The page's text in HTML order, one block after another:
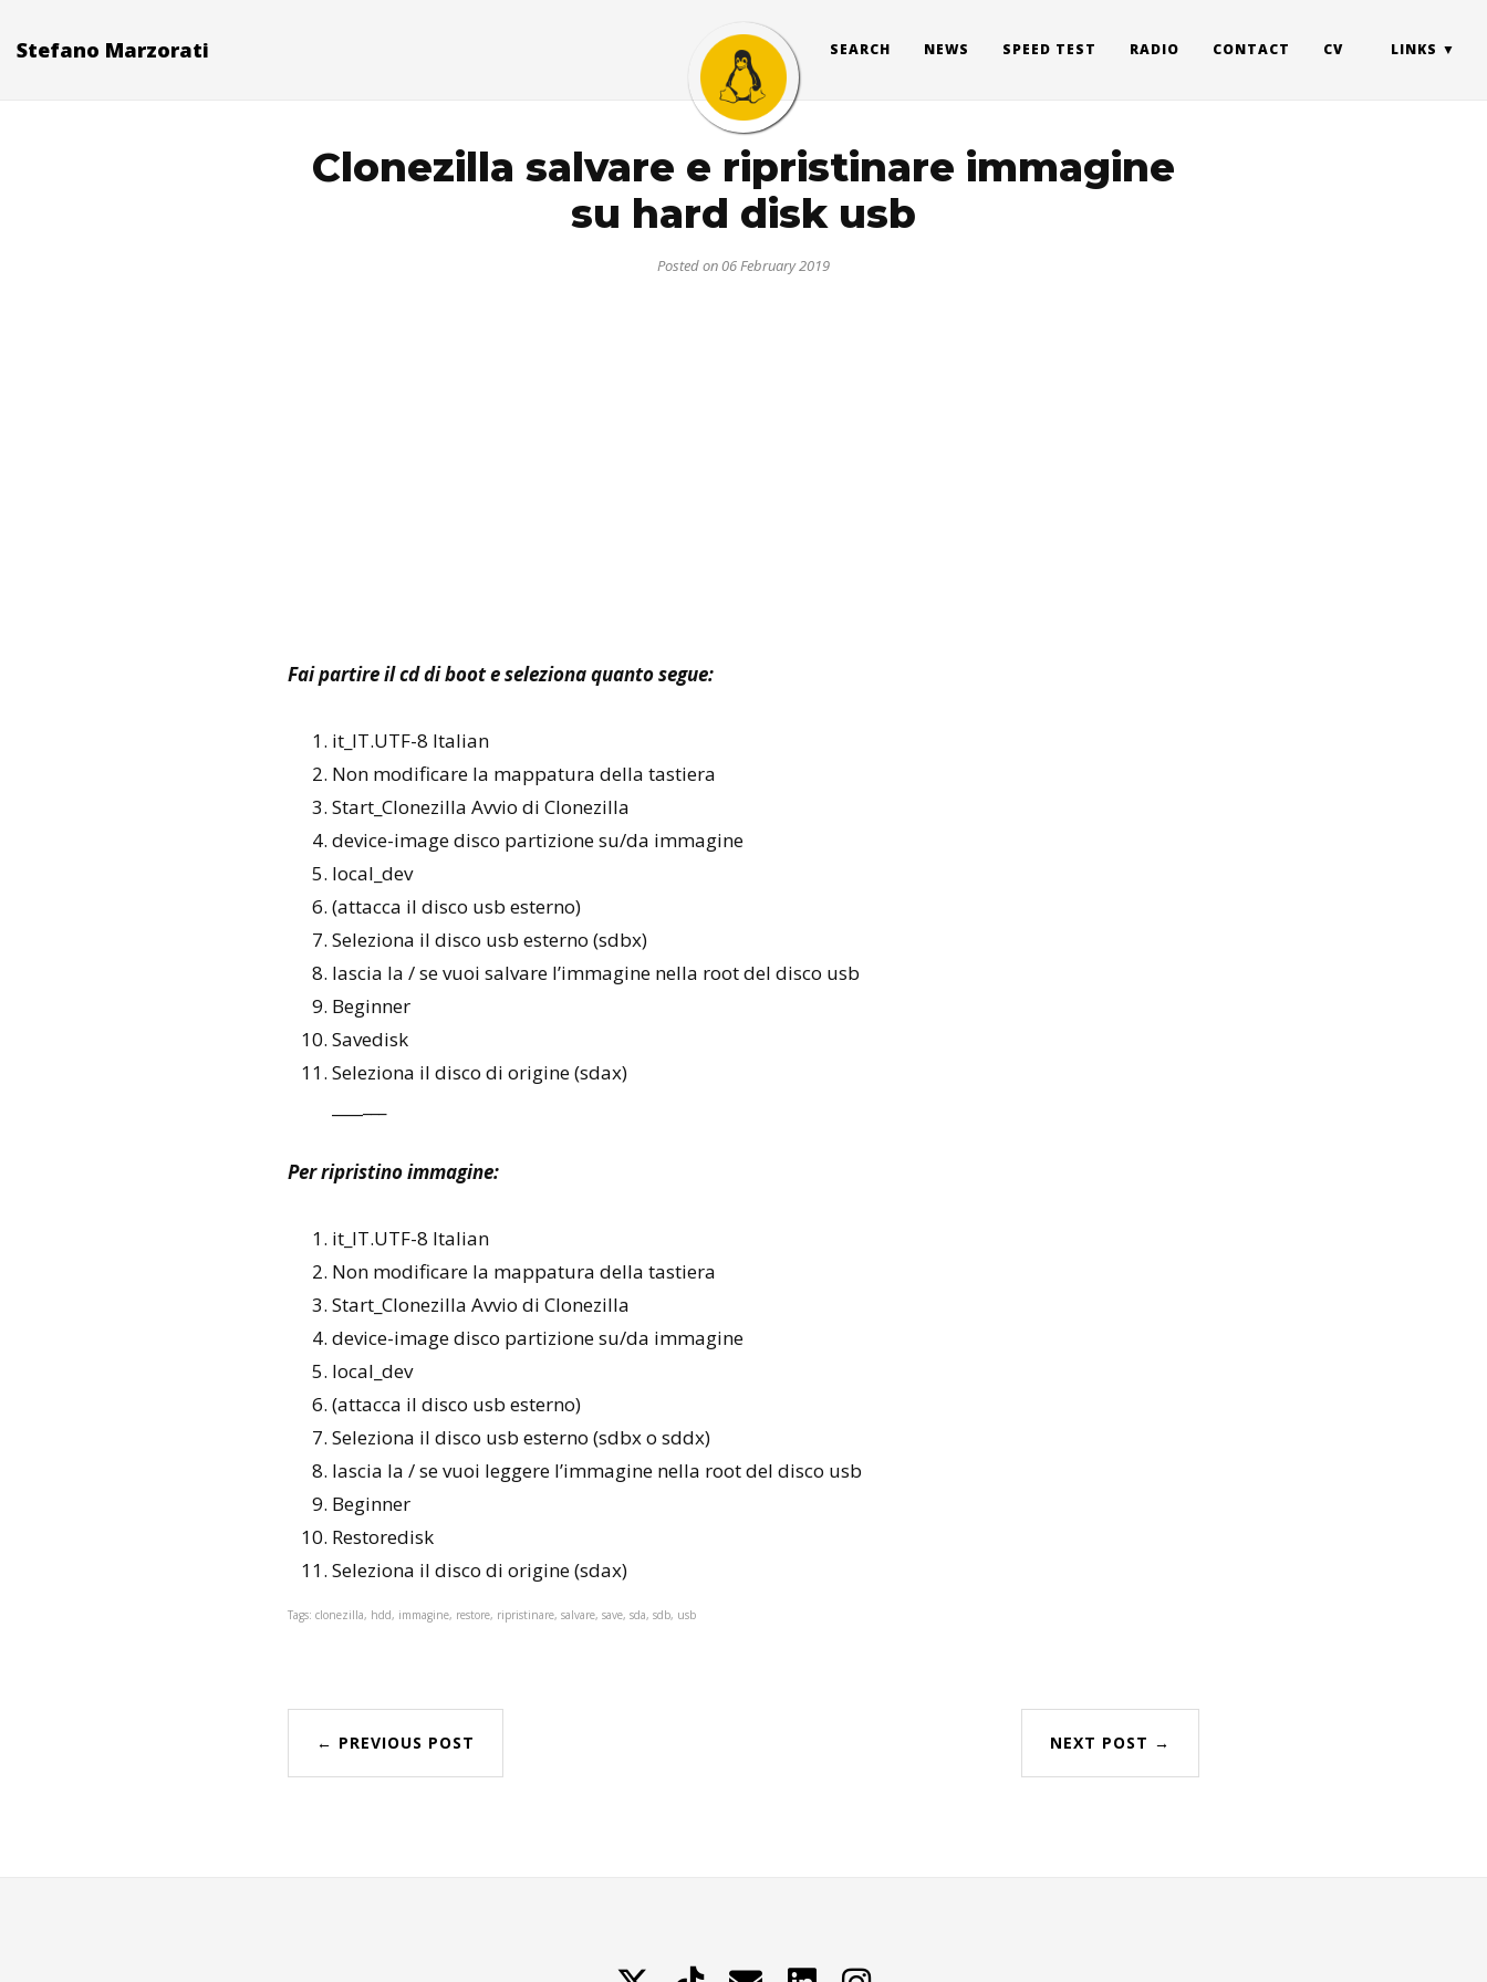
Stefano Marzorati SEARCH NEWS SPEED TEST RADIO CONTACT CV LINKS
Clonezilla salvare e ripristinare immagine
su hard disk usb
Posted on 06 February 2019
Fai partire il cd di boot e seleziona quanto segue:
it_IT.UTF-8 Italian
Non modificare la mappatura della tastiera
Start_Clonezilla Avvio di Clonezilla
device-image disco partizione su/da immagine
local_dev
(attacca il disco usb esterno)
Seleziona il disco usb esterno (sdbx)
lascia la / se vuoi salvare l’immagine nella root del disco usb
Beginner
Savedisk
Seleziona il disco di origine (sdax)
Per ripristino immagine:
it_IT.UTF-8 Italian
Non modificare la mappatura della tastiera
Start_Clonezilla Avvio di Clonezilla
device-image disco partizione su/da immagine
local_dev
(attacca il disco usb esterno)
Seleziona il disco usb esterno (sdbx o sddx)
lascia la / se vuoi leggere l’immagine nella root del disco usb
Beginner
Restoredisk
Seleziona il disco di origine (sdax)
Tags: clonezilla, hdd, immagine, restore, ripristinare, salvare, save, sda, sdb, usb
← PREVIOUS POST NEXT POST →